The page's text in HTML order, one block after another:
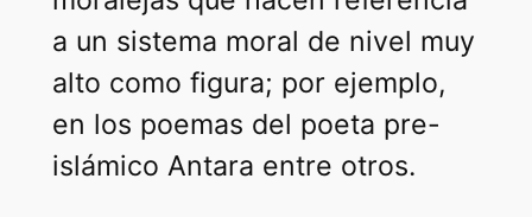
a un sistema moral de nivel muy
alto como figura; por ejemplo,
en los poemas del poeta pre-
islámico Antara entre otros.